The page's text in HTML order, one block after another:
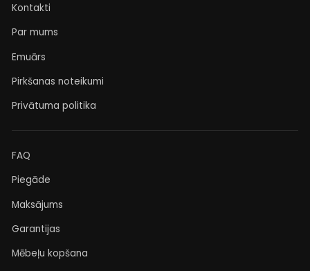
Kontakti
Par mums
Emuārs
Pirkšanas noteikumi
Privātuma politika
FAQ
Piegāde
Maksājums
Garantijas
Mēbeļu kopšana